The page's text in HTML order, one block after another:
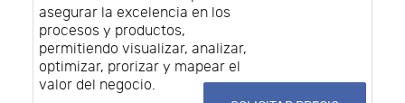
asegurar la excelencia en los
procesos y productos,
permitiendo visualizar, analizar,
optimizar, prorizar y mapear el
valor del negocio.